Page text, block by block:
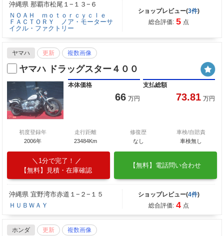
沖縄県 那覇市松尾１−１３−６
ＮＯＡＨ ｍｏｔｏｒｃｙｃｌｅ
ＦＡＣＴＯＲＹ ノア・モーターサ
イクル・ファクトリー
ショップレビュー(3件)
総合評価: 5 点
ヤマハ 更新 複数画像
ヤマハ ドラッグスター４００
本体価格
66 万円
支払総額
73.81 万円
初度登録年
2006年
走行距離
23484Km
修復歴
なし
車検/自賠責
車検無し
1分で完了！
【無料】見積・在庫確認
【無料】電話問い合わせ
沖縄県 宜野湾市赤道１−２−１５
ＨＵＢＷＡＹ
ショップレビュー(4件)
総合評価: 4 点
ホンダ 更新 複数画像